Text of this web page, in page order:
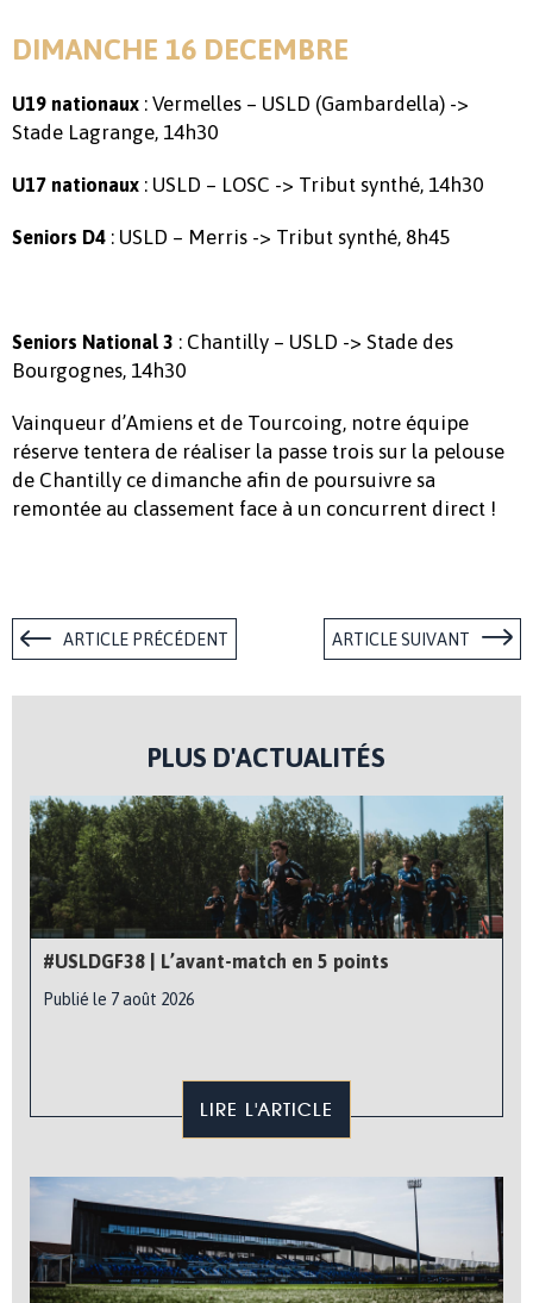
DIMANCHE 16 DECEMBRE
U19 nationaux : Vermelles – USLD (Gambardella) ->
Stade Lagrange, 14h30
U17 nationaux : USLD – LOSC -> Tribut synthé, 14h30
Seniors D4 : USLD – Merris -> Tribut synthé, 8h45
Seniors National 3 : Chantilly – USLD -> Stade des
Bourgognes, 14h30
Vainqueur d’Amiens et de Tourcoing, notre équipe
réserve tentera de réaliser la passe trois sur la pelouse
de Chantilly ce dimanche afin de poursuivre sa
remontée au classement face à un concurrent direct !
ARTICLE PRÉCÉDENT ARTICLE SUIVANT
PLUS D'ACTUALITÉS
#USLDGF38 | L’avant-match en 5 points
Publié le 7 août 2026
LIRE L'ARTICLE